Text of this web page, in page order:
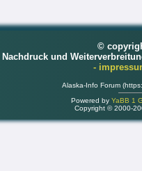
©
Nachdruck und
-
Alaska-Info Forum
Powered by YaBB 1
Copyright © 2000-